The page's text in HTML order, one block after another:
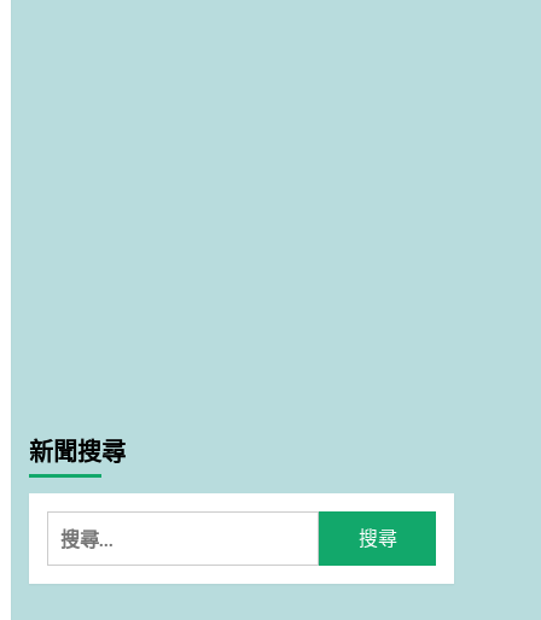
新聞搜尋
搜
尋
關